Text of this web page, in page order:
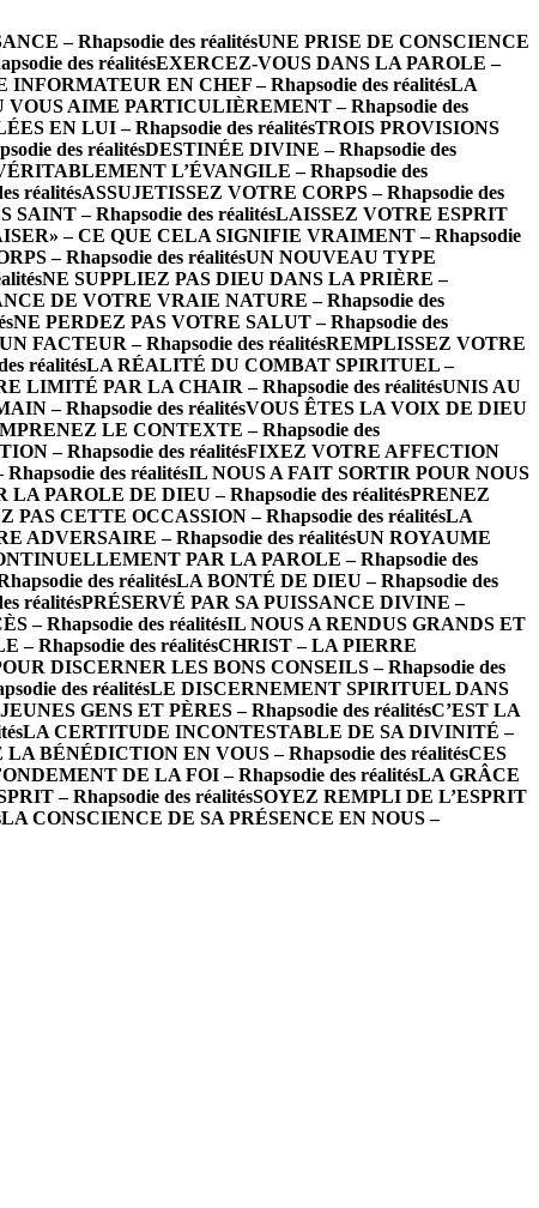
– Rhapsodie des réalitésUNE PRISE DE CONSCIENCE
des réalitésEXERCEZ-VOUS DANS LA PAROLE –
INFORMATEUR EN CHEF – Rhapsodie des réalitésLA
VOUS AIME PARTICULIÈREMENT – Rhapsodie des
EN LUI – Rhapsodie des réalitésTROIS PROVISIONS
des réalitésDESTINÉE DIVINE – Rhapsodie des
L’ÉVANGILE – Rhapsodie des
réalitésASSUJETISSEZ VOTRE CORPS – Rhapsodie des
– Rhapsodie des réalitésLAISSEZ VOTRE ESPRIT
– CE QUE CELA SIGNIFIE VRAIMENT – Rhapsodie
– Rhapsodie des réalitésUN NOUVEAU TYPE
NE SUPPLIEZ PAS DIEU DANS LA PRIÈRE –
DE VOTRE VRAIE NATURE – Rhapsodie des
NE PERDEZ PAS VOTRE SALUT – Rhapsodie des
FACTEUR – Rhapsodie des réalitésREMPLISSEZ VOTRE
réalitésLA RÉALITÉ DU COMBAT SPIRITUEL –
LIMITÉ PAR LA CHAIR – Rhapsodie des réalitésUNIS AU
– Rhapsodie des réalitésVOUS ÊTES LA VOIX DE DIEU
LE CONTEXTE – Rhapsodie des
– Rhapsodie des réalitésFIXEZ VOTRE AFFECTION
des réalitésIL NOUS A FAIT SORTIR POUR NOUS
PAROLE DE DIEU – Rhapsodie des réalitésPRENEZ
PAS CETTE OCCASSION – Rhapsodie des réalitésLA
ADVERSAIRE – Rhapsodie des réalitésUN ROYAUME
PAR LA PAROLE – Rhapsodie des
des réalitésLA BONTÉ DE DIEU – Rhapsodie des
réalitésPRÉSERVÉ PAR SA PUISSANCE DIVINE –
– Rhapsodie des réalitésIL NOUS A RENDUS GRANDS ET
Rhapsodie des réalitésCHRIST – LA PIERRE
DISCERNER LES BONS CONSEILS – Rhapsodie des
des réalitésLE DISCERNEMENT SPIRITUEL DANS
GENS ET PÈRES – Rhapsodie des réalitésC’EST LA
LA CERTITUDE INCONTESTABLE DE SA DIVINITÉ –
LA BÉNÉDICTION EN VOUS – Rhapsodie des réalitésCES
DE LA FOI – Rhapsodie des réalitésLA GRÂCE
– Rhapsodie des réalitésSOYEZ REMPLI DE L’ESPRIT
LA CONSCIENCE DE SA PRÉSENCE EN NOUS –